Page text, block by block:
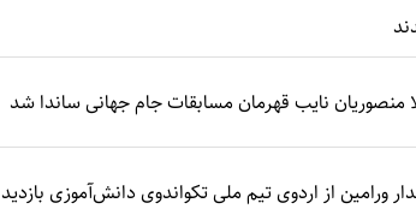
منصوریان نایب قهرمان مسابقات جام جهانی ساندا شد
ورامین از اردوی تیم ملی تکواندوی دانش‌آموزی بازدید